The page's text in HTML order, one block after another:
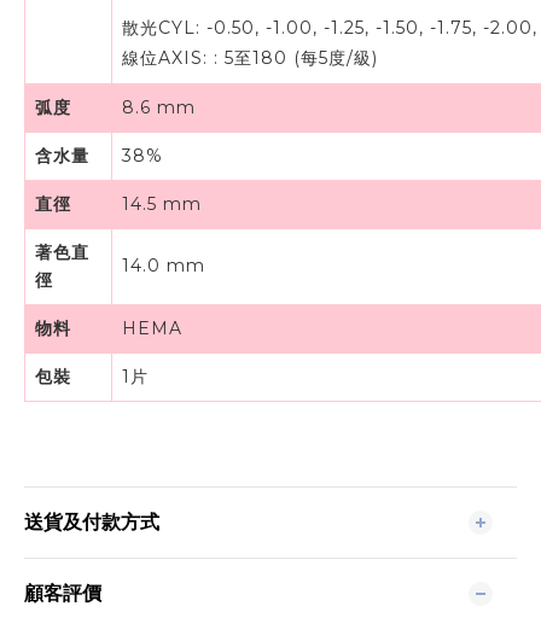
散光CYL: -0.50, -1.00, -1.25, -1.50, -1.75, -
線位AXIS: : 5至180 (每5度/級)
弧度 8.6 mm
含水量 38%
直徑 14.5 mm
著色直
徑
14.0 mm
物料 HEMA
包裝 1片
送貨及付款方式
顧客評價